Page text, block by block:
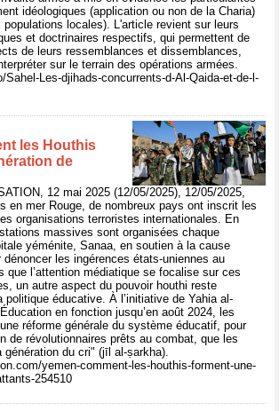
idéologiques (application ou non de la Charia)
locales). L'article revient sur leurs
et doctrinaires respectifs, qui permettent de
de leurs ressemblances et dissemblances,
sur le terrain des opérations armées.
Les-djihads-concurrents-d-Al-Qaida-et-de-l-
les Houthis
de
12 mai 2025 (12/05/2025), 12/05/2025,
en mer Rouge, de nombreux pays ont inscrit les
organisations terroristes internationales. En
massives sont organisées chaque
yéménite, Sanaa, en soutien à la cause
les ingérences états-uniennes au
que l’attention médiatique se focalise sur ces
un autre aspect du pouvoir houthi reste
politique éducative. À l’initiative de Yahia al-
en fonction jusqu’en août 2024, les
réforme générale du système éducatif, pour
de révolutionnaires prêts au combat, que les
génération du cri" (jīl al-ṣarkha).
yemen-comment-les-houthis-forment-une-
254510